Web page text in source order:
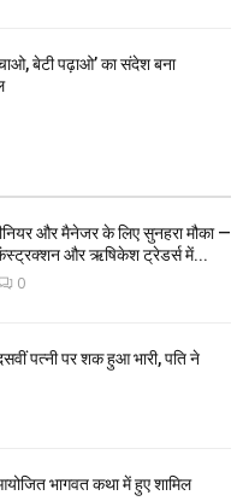
बेटी पढ़ाओ’ का संदेश बना
और मैनेजर के लिए सुनहरा मौका —
और ऋषिकेश ट्रेडर्स में...
0
पत्नी पर शक हुआ भारी, पति ने
भागवत कथा में हुए शामिल